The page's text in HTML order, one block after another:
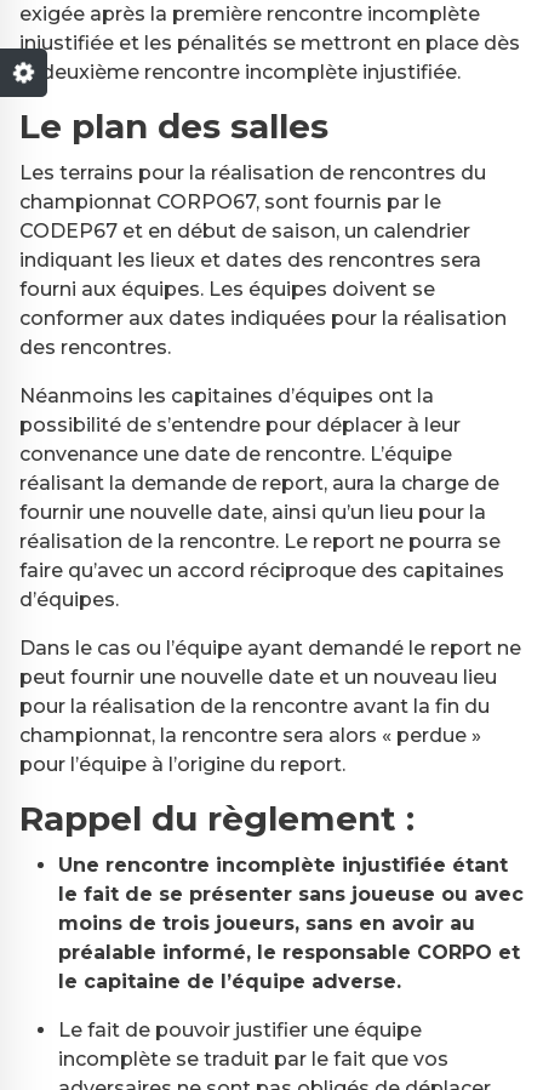
exigée après la première rencontre incomplète
injustifiée et les pénalités se mettront en place dès
la deuxième rencontre incomplète injustifiée.
Le plan des salles
Les terrains pour la réalisation de rencontres du
championnat CORPO67, sont fournis par le
CODEP67 et en début de saison, un calendrier
indiquant les lieux et dates des rencontres sera
fourni aux équipes. Les équipes doivent se
conformer aux dates indiquées pour la réalisation
des rencontres.
Néanmoins les capitaines d’équipes ont la
possibilité de s’entendre pour déplacer à leur
convenance une date de rencontre. L’équipe
réalisant la demande de report, aura la charge de
fournir une nouvelle date, ainsi qu’un lieu pour la
réalisation de la rencontre. Le report ne pourra se
faire qu’avec un accord réciproque des capitaines
d’équipes.
Dans le cas ou l’équipe ayant demandé le report ne
peut fournir une nouvelle date et un nouveau lieu
pour la réalisation de la rencontre avant la fin du
championnat, la rencontre sera alors « perdue »
pour l’équipe à l’origine du report.
Rappel du règlement :
Une rencontre incomplète injustifiée étant
le fait de se présenter sans joueuse ou avec
moins de trois joueurs, sans en avoir au
préalable informé, le responsable CORPO et
le capitaine de l’équipe adverse.
Le fait de pouvoir justifier une équipe
incomplète se traduit par le fait que vos